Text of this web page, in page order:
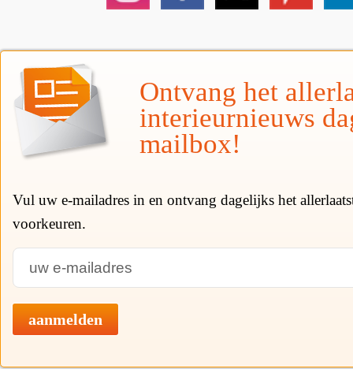
Ontvang het
interieurnieuws
mailbox!
Vul uw e-mailadres in en ontvang dagelijks het
voorkeuren.
aanmelden